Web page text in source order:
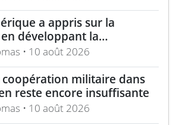
a appris sur la
développant la
furtive• 10 août 2026
militaire dans
reste encore insuffisante
• 10 août 2026